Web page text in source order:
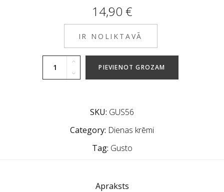
14,90 €
IR NOLIKTAVĀ
PIEVIENOT GROZAM
SKU: GUS56
Category: Dienas krēmi
Tag: Gusto
Apraksts